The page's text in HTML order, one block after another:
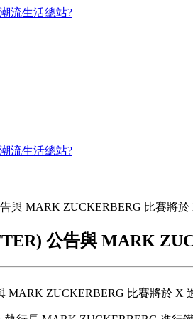
潮流生活總站?
潮流生活總站?
與 MARK ZUCKERBERG 比賽將於
公告與 MARK